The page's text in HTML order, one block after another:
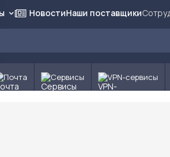
НовостиНаши поставщики
Почта Сервисы VPN-сервисы